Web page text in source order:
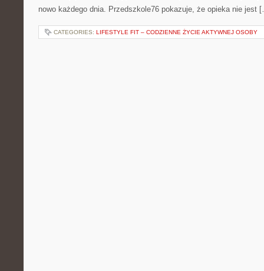
nowo każdego dnia. Przedszkole76 pokazuje, że opieka nie jest
CATEGORIES: LIFESTYLE FIT – CODZIENNE ŻYCIE AKTYWNEJ OSOBY